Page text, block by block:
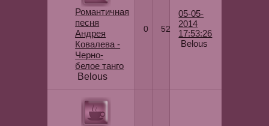
Романтичная
песня
Андрея
Ковалева -
Черно-
белое танго
Belous
0 52
05-05-
2014
17:53:26
Belous